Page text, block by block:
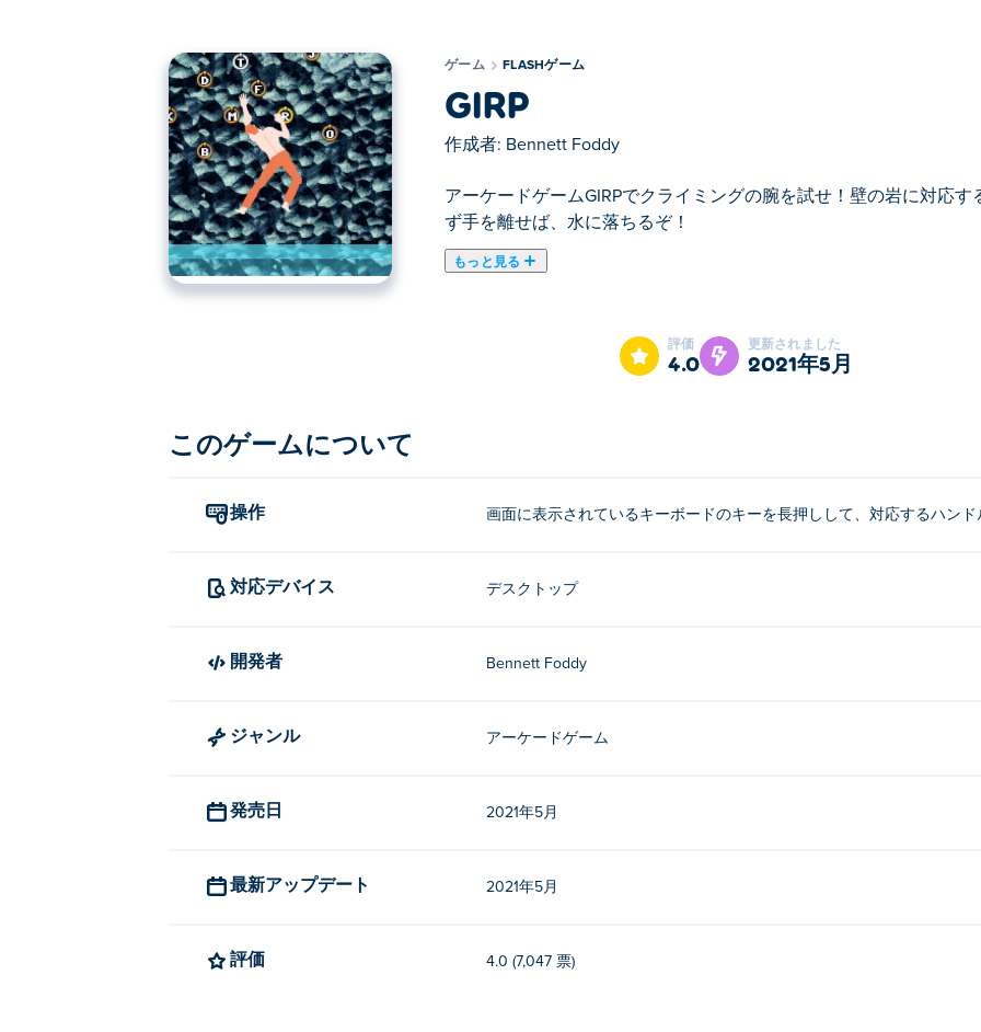
ゲーム FLASHゲーム
GIRP
作成者: Bennett Foddy
アーケードゲームGIRPでクライミングの腕を試せ！壁の岩に対応
ず手を離せば、水に落ちるぞ！
もっと見る
ここでGIRP. GIRPはFlashゲームのおすすめゲームです。
評価
4.0
更新されました
2021年5月
このゲームについて
操作 画面に表示されているキーボードのキーを長押しして、対応するハン
対応デバイス デスクトップ
開発者 Bennett Foddy
ジャンル アーケードゲーム
発売日 2021年5月
最新アップデート 2021年5月
評価 4.0 (7,047 票)